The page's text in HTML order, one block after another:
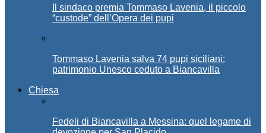
Il sindaco premia Tommaso Lavenia, il piccolo
“custode” dell’Opera dei pupi
Tommaso Lavenia salva 74 pupi siciliani:
patrimonio Unesco ceduto a Biancavilla
Chiesa
Fedeli di Biancavilla a Messina: quel legame di